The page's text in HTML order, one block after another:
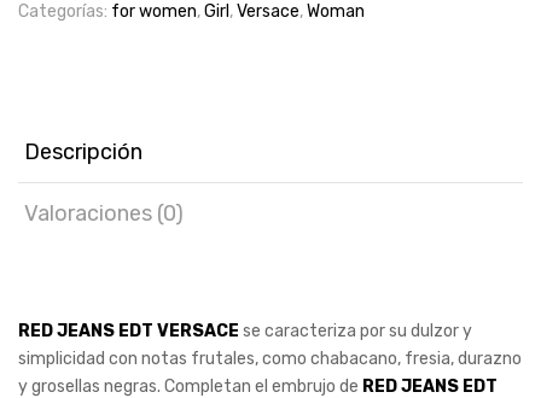
cantidad
Categorías: for women,Girl ,Versace,Woman
Descripción
Valoraciones (0)
RED JEANS EDT VERSACE se caracteriza por su dulzor y
simplicidad con notas frutales, como chabacano, fresia, durazno
y grosellas negras. Completan el embrujo de RED JEANS EDT